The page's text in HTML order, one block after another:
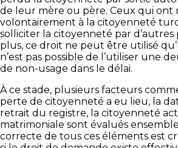
de leur mère ou père. Ceux qui ont
volontairement à la citoyenneté
solliciter la citoyenneté par d’autres
plus, ce droit ne peut être utilisé
n’est pas possible de l’utiliser une
de non-usage dans le délai.
À ce stade, plusieurs facteurs
perte de citoyenneté a eu lieu, la
retrait du registre, la citoyenneté
matrimoniale sont évalués
correcte de tous ces éléments est